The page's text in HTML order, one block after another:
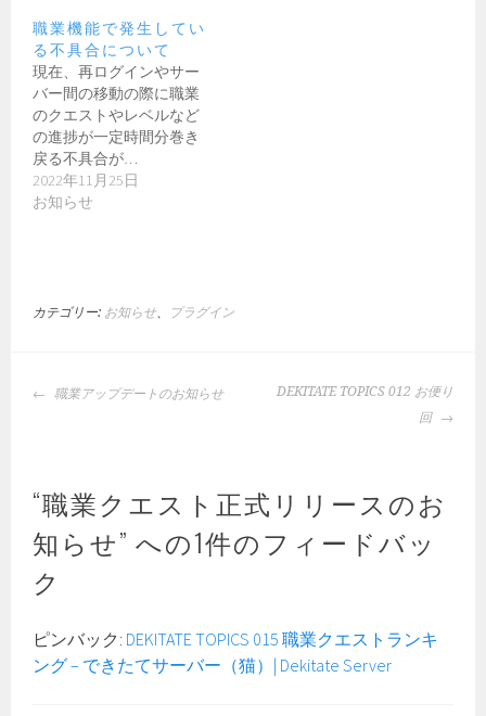
職業機能で発生してい
る不具合について
現在、再ログインやサー
バー間の移動の際に職業
のクエストやレベルなど
の進捗が一定時間分巻き
戻る不具合が…
2022年11月25日
お知らせ
カテゴリー: お知らせ、 プラグイン
投
ゲ
ー
シ
ョ
ン
職業アップデートのお知らせ
DEKITATE TOPICS 012 お便り
回
“職業クエスト正式リリースのお
知らせ” への1件のフィードバッ
ク
ピンバック: DEKITATE TOPICS 015 職業クエストランキ
ング – できたてサーバー（猫）| Dekitate Server